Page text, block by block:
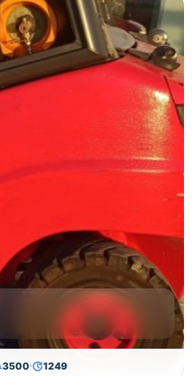
Състояние
втора употреба
3500 1249